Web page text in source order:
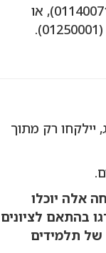
קורס בפיזיקה או כימיה: פיזיקה 1מ (01140071), או
יילקחו רק מתוך
אלה יוכלו
בהתאם לציונים
של תלמידים